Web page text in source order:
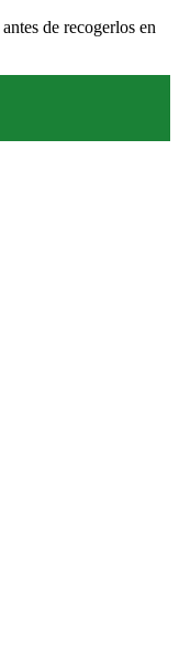
antes de recogerlos en